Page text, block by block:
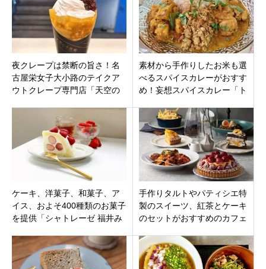
夜クレープは禁断の旨さ！名
古屋栄女子大小路のテイクア
ウトクレープ専門店「天空の
素材から手作りしたお米も選
べるスパイスカレーがおすす
め！妄想スパイスカレー「ト
にオープン
ケーキ、洋菓子、和菓子、ア
イス、およそ400種類のお菓子
を提供「シャトレーゼ 福井み
7月2日（金）オープン
手作りタルトやパティシエ特
製のスイーツ、紅茶とケーキ
のセットがおすすめのカフェ
オープン